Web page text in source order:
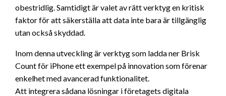
obestridlig. Samtidigt är valet av rätt verktyg en kritisk
faktor för att säkerställa att data inte bara är tillgänglig
utan också skyddad.
Inom denna utveckling är verktyg som ladda ner Brisk
Count för iPhone ett exempel på innovation som förenar
enkelhet med avancerad funktionalitet.
Att integrera sådana lösningar i företagets digitala